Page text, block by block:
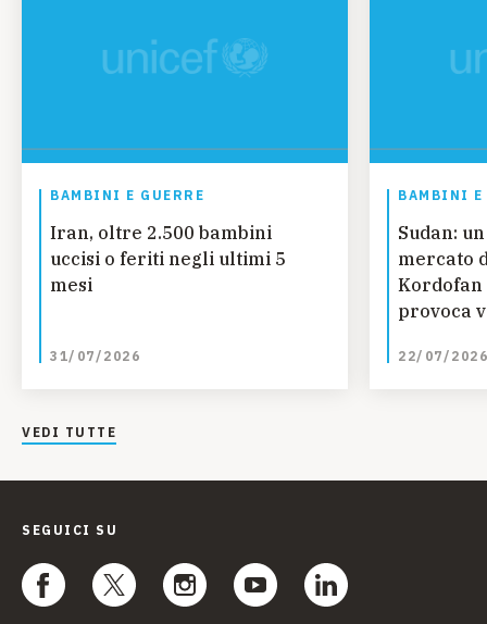
BAMBINI E GUERRE
Iran, oltre 2.500 bambini
uccisi o feriti negli ultimi 5
mesi
31/07/2026
BAMBINI E
Sudan:
mercato
provoca
22/07/2026
VEDI TUTTE
SEGUICI SU